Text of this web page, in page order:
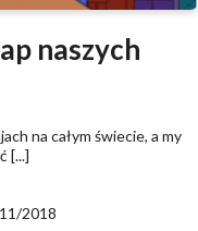
naszych
na całym świecie, a my
[...]
2018